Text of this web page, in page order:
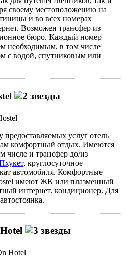
своему местоположению на
и во всех номерах
Возможен трансфер из
бюро. Каждый номер
необходимым, в том числе
с водой, спутниковым или
услуг отель
комфортный отдых. Имеются
числе и трансфер до/из
, круглосуточное
автомобиля. Комфортные
имеют ЖК или плазменный
интернет, кондиционер. Для